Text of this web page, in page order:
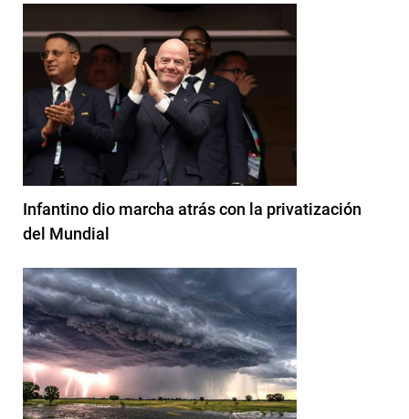
Infantino dio marcha atrás con la privatización
del Mundial